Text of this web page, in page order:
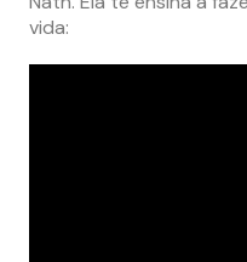
vida: